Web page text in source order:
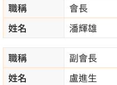
職稱
會長
姓名
潘輝雄
職稱
副會長
姓名
盧進生